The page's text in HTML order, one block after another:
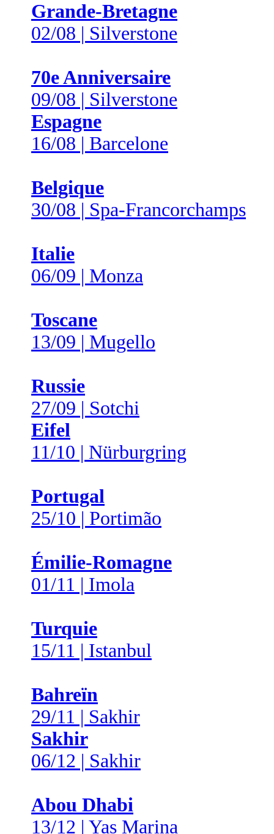
Grande-Bretagne
02/08 | Silverstone
70e Anniversaire
09/08 | Silverstone
Espagne
16/08 | Barcelone
Belgique
30/08 | Spa-Francorchamps
Italie
06/09 | Monza
Toscane
13/09 | Mugello
Russie
27/09 | Sotchi
Eifel
11/10 | Nürburgring
Portugal
25/10 | Portimão
Émilie-Romagne
01/11 | Imola
Turquie
15/11 | Istanbul
Bahreïn
29/11 | Sakhir
Sakhir
06/12 | Sakhir
Abou Dhabi
13/12 | Yas Marina